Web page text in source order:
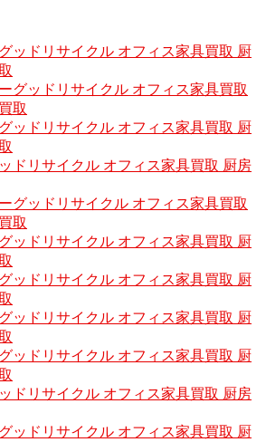
ッドリサイクル オフィス家具買取 厨
グッドリサイクル オフィス家具買取
取
ッドリサイクル オフィス家具買取 厨
ドリサイクル オフィス家具買取 厨房
グッドリサイクル オフィス家具買取
取
ッドリサイクル オフィス家具買取 厨
ッドリサイクル オフィス家具買取 厨
ッドリサイクル オフィス家具買取 厨
ッドリサイクル オフィス家具買取 厨
ドリサイクル オフィス家具買取 厨房
ッドリサイクル オフィス家具買取 厨